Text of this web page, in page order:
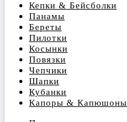
Кепки & Бейсболки
Панамы
Береты
Пилотки
Косынки
Повязки
Чепчики
Шапки
Кубанки
Капоры & Капюшоны